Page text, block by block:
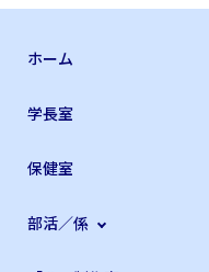
ホーム
学長室
保健室
部活／係